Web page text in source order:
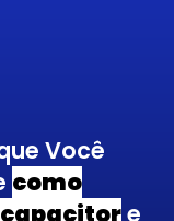
Você
como
e